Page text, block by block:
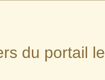
du portail